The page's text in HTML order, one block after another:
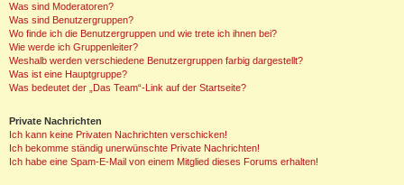
Was sind Moderatoren?
Was sind Benutzergruppen?
Wo finde ich die Benutzergruppen und wie trete ich ihnen bei?
Wie werde ich Gruppenleiter?
Weshalb werden verschiedene Benutzergruppen farbig dargestellt?
Was ist eine Hauptgruppe?
Was bedeutet der „Das Team“-Link auf der Startseite?
Private Nachrichten
Ich kann keine Privaten Nachrichten verschicken!
Ich bekomme ständig unerwünschte Private Nachrichten!
Ich habe eine Spam-E-Mail von einem Mitglied dieses Forums erhalten!